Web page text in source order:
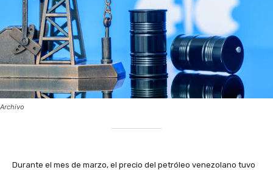
Archivo
‎Durante el mes de marzo, el precio del petróleo venezolano tuvo